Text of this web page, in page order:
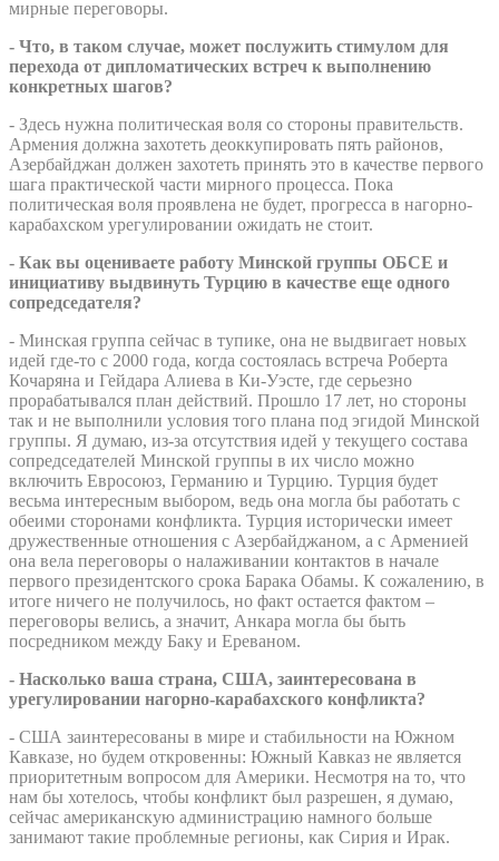
мирные переговоры.
- Что, в таком случае, может послужить стимулом для
перехода от дипломатических встреч к выполнению
конкретных шагов?
- Здесь нужна политическая воля со стороны правительств.
Армения должна захотеть деоккупировать пять районов,
Азербайджан должен захотеть принять это в качестве первого
шага практической части мирного процесса. Пока
политическая воля проявлена не будет, прогресса в нагорно-
карабахском урегулировании ожидать не стоит.
- Как вы оцениваете работу Минской группы ОБСЕ и
инициативу выдвинуть Турцию в качестве еще одного
сопредседателя?
- Минская группа сейчас в тупике, она не выдвигает новых
идей где-то с 2000 года, когда состоялась встреча Роберта
Кочаряна и Гейдара Алиева в Ки-Уэсте, где серьезно
прорабатывался план действий. Прошло 17 лет, но стороны
так и не выполнили условия того плана под эгидой Минской
группы. Я думаю, из-за отсутствия идей у текущего состава
сопредседателей Минской группы в их число можно
включить Евросоюз, Германию и Турцию. Турция будет
весьма интересным выбором, ведь она могла бы работать с
обеими сторонами конфликта. Турция исторически имеет
дружественные отношения с Азербайджаном, а с Арменией
она вела переговоры о налаживании контактов в начале
первого президентского срока Барака Обамы. К сожалению, в
итоге ничего не получилось, но факт остается фактом –
переговоры велись, а значит, Анкара могла бы быть
посредником между Баку и Ереваном.
- Насколько ваша страна, США, заинтересована в
урегулировании нагорно-карабахского конфликта?
- США заинтересованы в мире и стабильности на Южном
Кавказе, но будем откровенны: Южный Кавказ не является
приоритетным вопросом для Америки. Несмотря на то, что
нам бы хотелось, чтобы конфликт был разрешен, я думаю,
сейчас американскую администрацию намного больше
занимают такие проблемные регионы, как Сирия и Ирак.